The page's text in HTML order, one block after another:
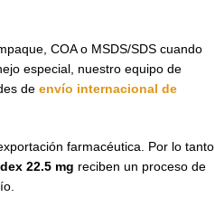
COA o MSDS/SDS cuando
especial, nuestro equipo de
de envío internacional de
farmacéutica. Por lo tanto,
22.5 mg reciben un proceso de